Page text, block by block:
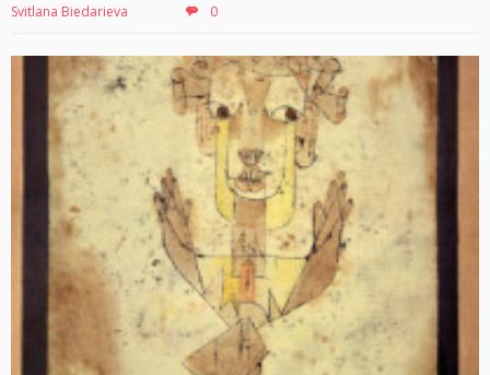
Svitlana Biedarieva 0